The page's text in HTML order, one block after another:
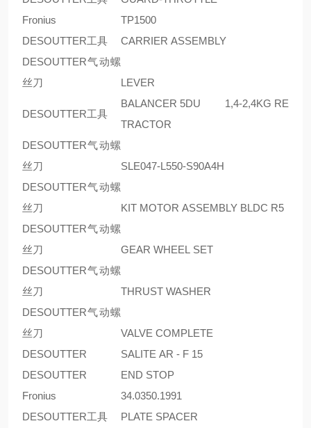
Fronius
TP1500
DESOUTTER工具
CARRIER ASSEMBLY
DESOUTTER气动螺
丝刀
LEVER
DESOUTTER工具
BALANCER 5DU 1,4-2,4KG RE
TRACTOR
DESOUTTER气动螺
丝刀
SLE047-L550-S90A4H
DESOUTTER气动螺
丝刀
KIT MOTOR ASSEMBLY BLDC R5
DESOUTTER气动螺
丝刀
GEAR WHEEL SET
DESOUTTER气动螺
丝刀
THRUST WASHER
DESOUTTER气动螺
丝刀
VALVE COMPLETE
DESOUTTER
SALITE AR - F 15
DESOUTTER
END STOP
Fronius
34.0350.1991
DESOUTTER工具
PLATE SPACER